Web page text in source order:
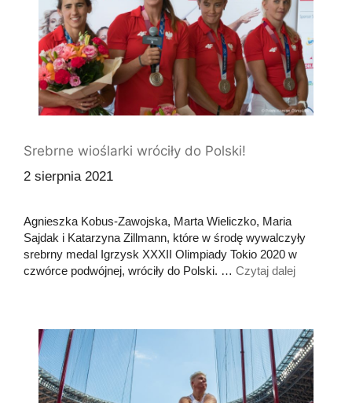
Srebrne wioślarki wróciły do Polski!
2 sierpnia 2021
Agnieszka Kobus-Zawojska, Marta Wieliczko, Maria
Sajdak i Katarzyna Zillmann, które w środę wywalczyły
srebrny medal Igrzysk XXXII Olimpiady Tokio 2020 w
czwórce podwójnej, wróciły do Polski. … Czytaj dalej